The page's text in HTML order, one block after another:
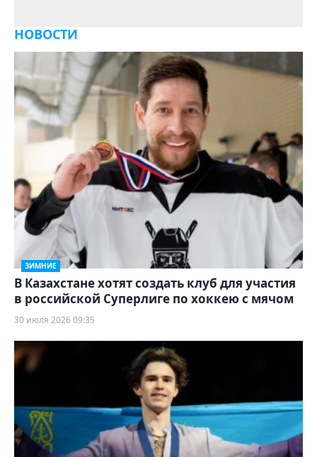
НОВОСТИ
ЗИМНИЕ
В Казахстане хотят создать клуб для участия
в российской Суперлиге по хоккею с мячом
30 июля 2026 09:35